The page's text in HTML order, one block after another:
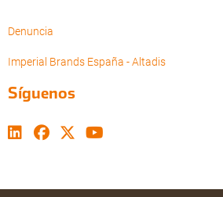
Denuncia
Imperial Brands España - Altadis
Síguenos